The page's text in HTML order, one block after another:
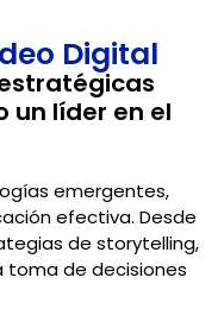
Digital
un líder en el
emergentes,
efectiva. Desde
de storytelling,
toma de decisiones